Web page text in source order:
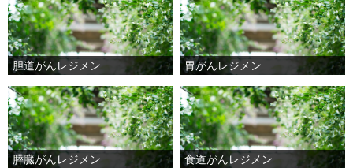
胆道がんレジメン 胃がんレジメン
膵臓がんレジメン 食道がんレジメン